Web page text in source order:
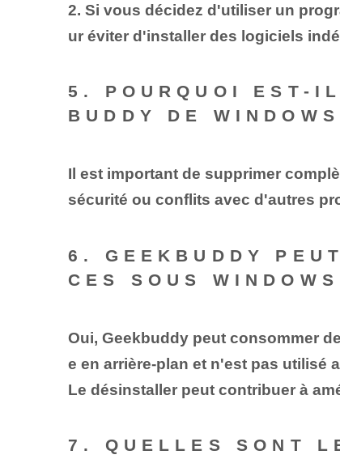
2. Si vous décidez d'utiliser un
ur éviter d'installer des logiciels
5. POURQUOI EST-
BUDDY DE
Il est important de supprimer
sécurité ou conflits avec d'autres
6. GEEKBUDDY
CES SOUS
Oui, Geekbuddy peut consommer
e en arrière-plan et n'est pas utilisé
Le désinstaller peut contribuer à
7. QUELLES SONT